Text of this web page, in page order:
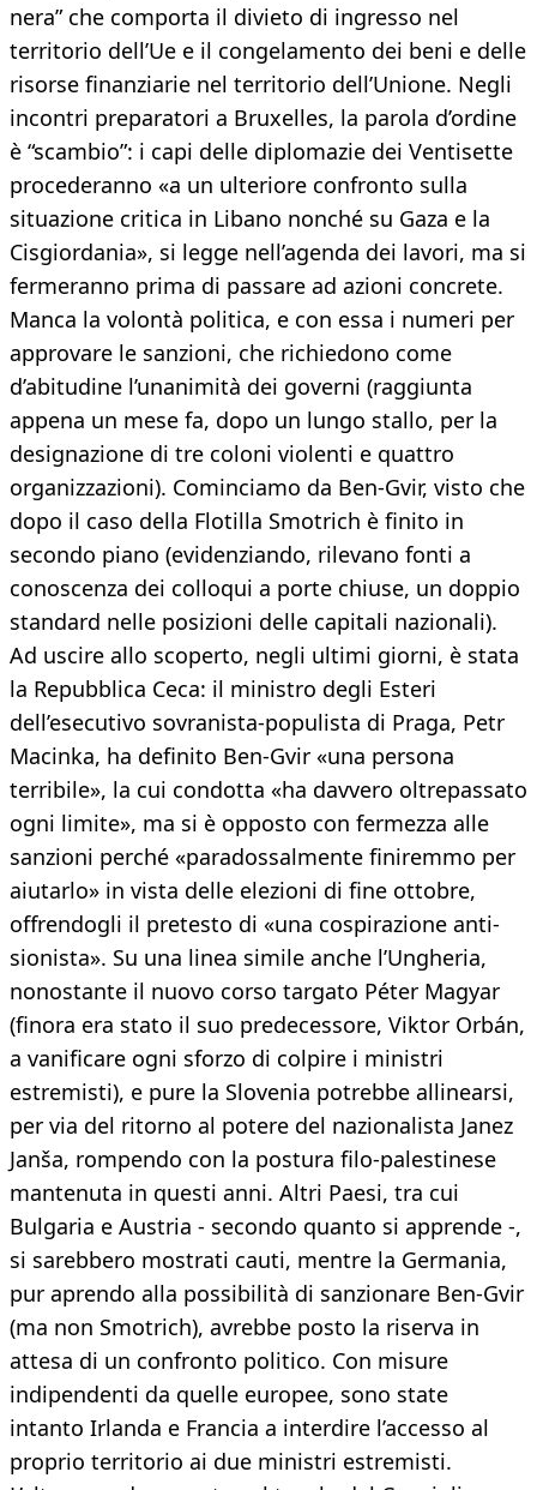
nera” che comporta il divieto di ingresso nel
territorio dell’Ue e il congelamento dei beni e delle
risorse finanziarie nel territorio dell’Unione. Negli
incontri preparatori a Bruxelles, la parola d’ordine
è “scambio”: i capi delle diplomazie dei Ventisette
procederanno «a un ulteriore confronto sulla
situazione critica in Libano nonché su Gaza e la
Cisgiordania», si legge nell’agenda dei lavori, ma si
fermeranno prima di passare ad azioni concrete.
Manca la volontà politica, e con essa i numeri per
approvare le sanzioni, che richiedono come
d’abitudine l’unanimità dei governi (raggiunta
appena un mese fa, dopo un lungo stallo, per la
designazione di tre coloni violenti e quattro
organizzazioni). Cominciamo da Ben-Gvir, visto che
dopo il caso della Flotilla Smotrich è finito in
secondo piano (evidenziando, rilevano fonti a
conoscenza dei colloqui a porte chiuse, un doppio
standard nelle posizioni delle capitali nazionali).
Ad uscire allo scoperto, negli ultimi giorni, è stata
la Repubblica Ceca: il ministro degli Esteri
dell’esecutivo sovranista-populista di Praga, Petr
Macinka, ha definito Ben-Gvir «una persona
terribile», la cui condotta «ha davvero oltrepassato
ogni limite», ma si è opposto con fermezza alle
sanzioni perché «paradossalmente finiremmo per
aiutarlo» in vista delle elezioni di fine ottobre,
offrendogli il pretesto di «una cospirazione anti-
sionista». Su una linea simile anche l’Ungheria,
nonostante il nuovo corso targato Péter Magyar
(finora era stato il suo predecessore, Viktor Orbán,
a vanificare ogni sforzo di colpire i ministri
estremisti), e pure la Slovenia potrebbe allinearsi,
per via del ritorno al potere del nazionalista Janez
Janša, rompendo con la postura filo-palestinese
mantenuta in questi anni. Altri Paesi, tra cui
Bulgaria e Austria - secondo quanto si apprende -,
si sarebbero mostrati cauti, mentre la Germania,
pur aprendo alla possibilità di sanzionare Ben-Gvir
(ma non Smotrich), avrebbe posto la riserva in
attesa di un confronto politico. Con misure
indipendenti da quelle europee, sono state
intanto Irlanda e Francia a interdire l’accesso al
proprio territorio ai due ministri estremisti.